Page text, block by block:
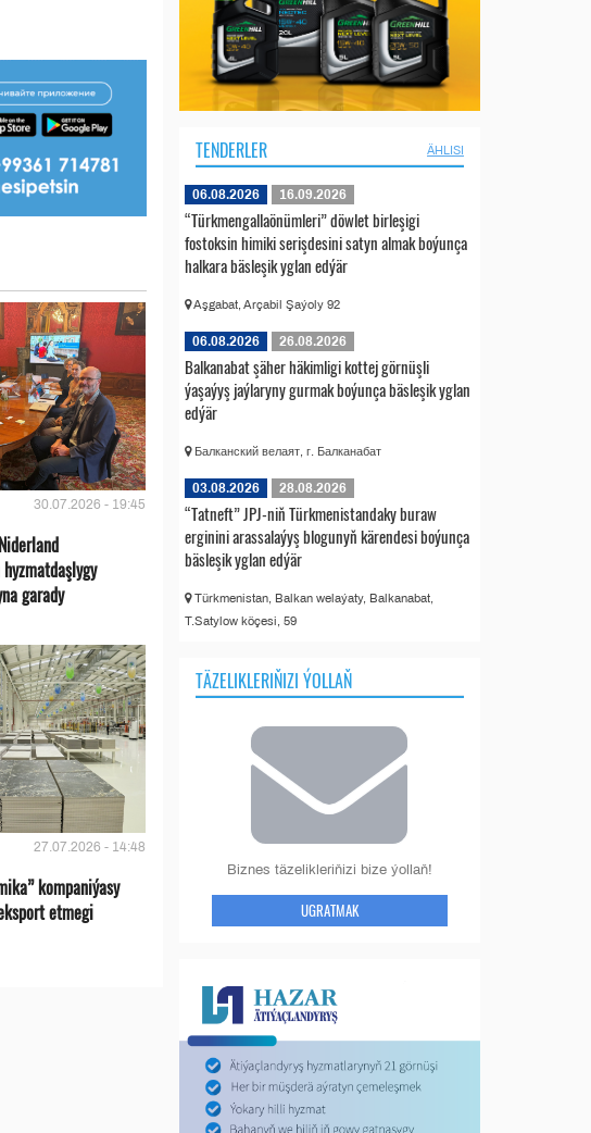
30.07.2026 - 19:45
garady
27.07.2026 - 14:48
kompaniýasy
etmegi
TENDERLER ÄHLISI
06.08.2026 16.09.2026
“Türkmengallaönümleri” döwlet birleşigi
fostoksin himiki serişdesini satyn almak boýunça
halkara bäsleşik yglan edýär
Aşgabat, Arçabil Şaýoly 92
06.08.2026 26.08.2026
Balkanabat şäher häkimligi kottej görnüşli
ýaşaýyş jaýlaryny gurmak boýunça bäsleşik yglan
edýär
Балканский велаят, г. Балканабат
03.08.2026 28.08.2026
“Tatneft” JPJ-niň Türkmenistandaky buraw
erginini arassalaýyş blogunyň kärendesi boýunça
bäsleşik yglan edýär
Türkmenistan, Balkan welaýaty, Balkanabat,
T.Satylow köçesi, 59
TÄZELIKLERIŇIZI ÝOLLAŇ
Biznes täzelikleriňizi bize ýollaň!
UGRATMAK